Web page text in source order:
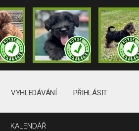
VYHLEDÁVÁNÍ PŘIHLÁSIT
KALENDÁŘ